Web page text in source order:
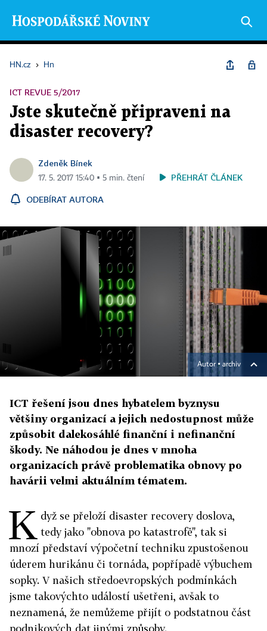
HN.cz › Hn
ICT REVUE 5/2017
Jste skutečně připraveni na
disaster recovery?
Zdeněk Bínek
17. 5. 2017 15:40 ▪ 5 min. čtení PŘEHRÁT ČLÁNEK
ODEBÍRAT AUTORA
Autor ▪ archiv
ICT řešení jsou dnes hybatelem byznysu
většiny organizací a jejich nedostupnost může
způsobit dalekosáhlé finanční i nefinanční
škody. Ne náhodou je dnes v mnoha
organizacích právě problematika obnovy po
havárii velmi aktuálním tématem.
K dyž se přeloží disaster recovery doslova,
tedy jako "obnova po katastrofě", tak si
mnozí představí výpočetní techniku zpustošenou
úderem hurikánu či tornáda, popřípadě výbuchem
sopky. V našich středoevropských podmínkách
jsme takovýchto událostí ušetřeni, avšak to
neznamená, že nemůžeme přijít o podstatnou část
podnikových dat jinými způsoby.